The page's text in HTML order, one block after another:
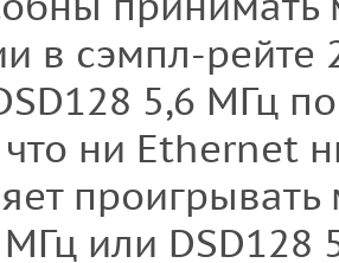
в сэмпл-рейте
5,6 МГц
что ни Ethernet
проигрывать
МГц или